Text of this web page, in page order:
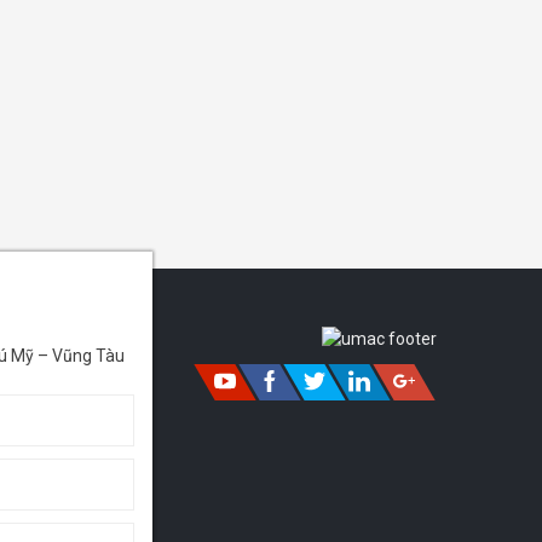
Mỹ – Vũng Tàu
động
dịch vụ